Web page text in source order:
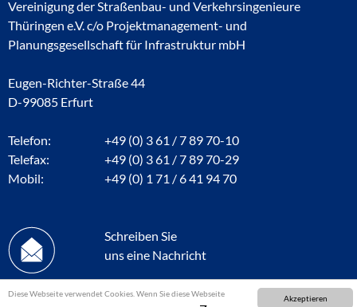
Akzeptieren
Diese Webseite verwendet Cookies. Wenn Sie diese Webseite
Vereinigung der Straßenbau- und Verkehrsingenieure
Thüringen e.V. c/o Projektmanagement- und
Planungsgesellschaft für Infrastruktur mbH
Eugen-Richter-Straße 44
D-99085 Erfurt
Telefon:
+49 (0) 3 61 / 7 89 70-10
Telefax:
+49 (0) 3 61 / 7 89 70-29
Mobil:
+49 (0) 1 71 / 6 41 94 70
Schreiben Sie
uns eine Nachricht